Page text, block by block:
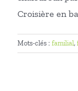
Croisière en
Mots-clés : familial,